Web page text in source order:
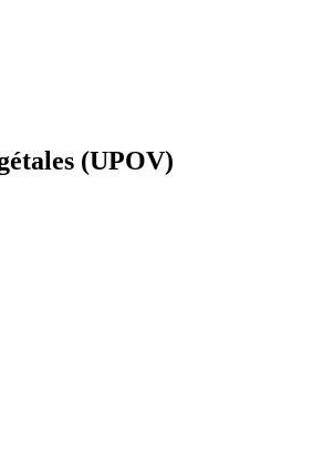
(UPOV)